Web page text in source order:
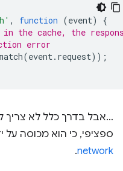
, function (event)
{
the cache, the
error
(event. request));
…אבל בדרך כלל לא צריך
ספציפי, כי הוא מכוסה על
network
.